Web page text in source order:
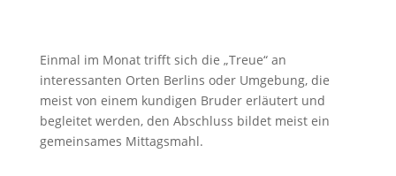
Einmal im Monat trifft sich die „Treue“ an
interessanten Orten Berlins oder Umgebung, die
meist von einem kundigen Bruder erläutert und
begleitet werden, den Abschluss bildet meist ein
gemeinsames Mittagsmahl.